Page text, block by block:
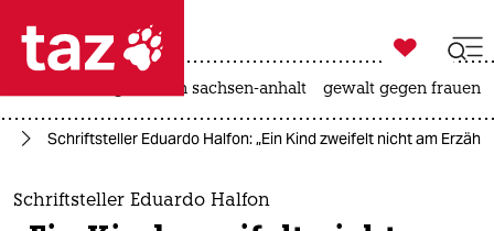
 taz zahl ich
taz zahl ich
themen

taz zahl ich
landtagswahl in sachsen-anhalt gewalt gegen frauen
Schriftsteller Eduardo Halfon: „Ein Kind zweifelt nicht am
Schriftsteller Eduardo Halfon